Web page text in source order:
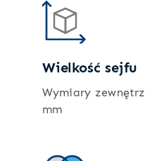
Wielkość sejfu
Wymiary
mm